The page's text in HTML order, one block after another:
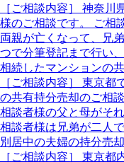
［ご相談内容］ 神奈
様のご相談です。 ご相
両親が亡くなって、兄
つで分筆登記まで行い
相続したマンションの
［ご相談内容］ 東京
の共有持分売却のご相
相談者様の父と母がそ
相談者様は兄弟が二人
別居中の夫婦の持分売却
［ご相談内容］ 東京